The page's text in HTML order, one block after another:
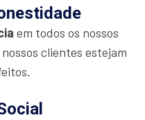
em todos os nossos
clientes estejam